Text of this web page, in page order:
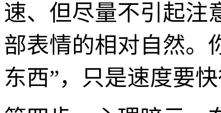
速、但尽量不引起注
部表情的相对自然。
东西”，只是速度要